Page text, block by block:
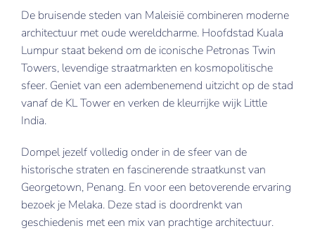
De bruisende steden van Maleisië combineren moderne
architectuur met oude wereldcharme. Hoofdstad Kuala
Lumpur staat bekend om de iconische Petronas Twin
Towers, levendige straatmarkten en kosmopolitische
sfeer. Geniet van een adembenemend uitzicht op de stad
vanaf de KL Tower en verken de kleurrijke wijk Little
India.
Dompel jezelf volledig onder in de sfeer van de
historische straten en fascinerende straatkunst van
Georgetown, Penang. En voor een betoverende ervaring
bezoek je Melaka. Deze stad is doordrenkt van
geschiedenis met een mix van prachtige architectuur.